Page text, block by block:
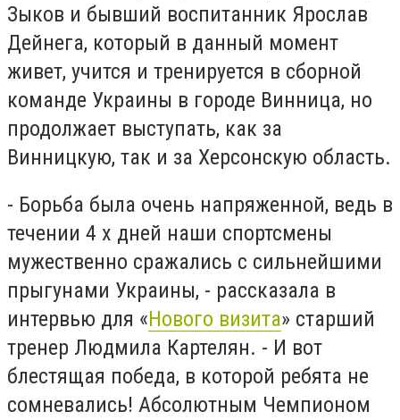
Зыков и бывший воспитанник Ярослав
Дейнега, который в данный момент
живет, учится и тренируется в сборной
команде Украины в городе Винница, но
продолжает выступать, как за
Винницкую, так и за Херсонскую область.
- Борьба была очень напряженной, ведь в
течении 4 х дней наши спортсмены
мужественно сражались с сильнейшими
прыгунами Украины, - рассказала в
интервью для «Нового визита» старший
тренер Людмила Картелян. - И вот
блестящая победа, в которой ребята не
сомневались! Абсолютным Чемпионом